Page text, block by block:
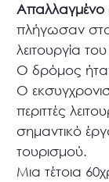
Απαλλαγμένο
πλήγωσαν
λειτουργία
Ο δρόμος ήταν
Ο
περιττές
σημαντικό
τουρισμού.
Μια τέτοια